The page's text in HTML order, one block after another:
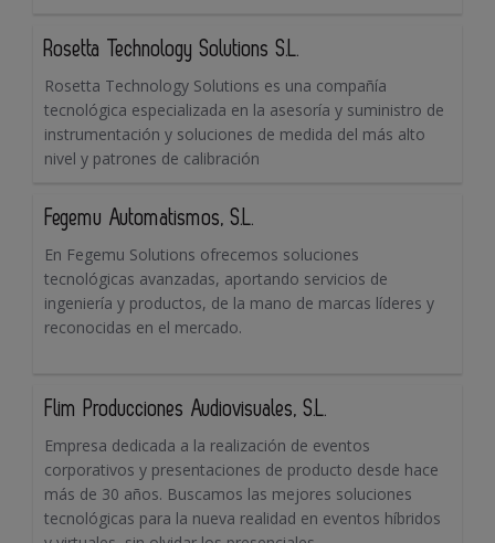
Rosetta Technology Solutions S.L.
Rosetta Technology Solutions es una compañía
tecnológica especializada en la asesoría y suministro de
instrumentación y soluciones de medida del más alto
nivel y patrones de calibración
Fegemu Automatismos, S.L.
En Fegemu Solutions ofrecemos soluciones
tecnológicas avanzadas, aportando servicios de
ingeniería y productos, de la mano de marcas líderes y
reconocidas en el mercado.
Flim Producciones Audiovisuales, S.L.
Empresa dedicada a la realización de eventos
corporativos y presentaciones de producto desde hace
más de 30 años. Buscamos las mejores soluciones
tecnológicas para la nueva realidad en eventos híbridos